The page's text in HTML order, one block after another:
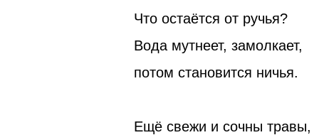
Что остаётся от ручья?
Вода мутнеет, замолкает,
потом становится ничья.
Ещё свежи и сочны травы,